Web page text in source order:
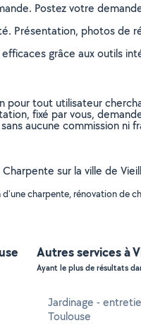
Postez votre
Présentation, photos de
grâce aux outils
tout utilisateur
fixé par vous,
aucune commission ni
sur la ville de
charpente, rénovation de
Autres services à
Ayant le plus de résultats
Jardinage -
Toulouse